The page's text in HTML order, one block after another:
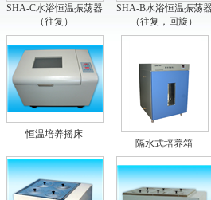
SHA-C水浴恒温振荡器
（往复）
SHA-B水浴恒温振荡
（往复，回旋）
恒温培养摇床
隔水式培养箱